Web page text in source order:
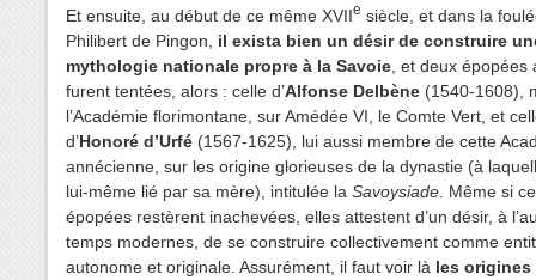
Et ensuite, au début de ce même XVIIe siècle, et dans la
Philibert de Pingon, il exista bien un désir de construire
mythologie nationale propre à la Savoie , et deux épopées
furent tentées, alors : celle d’Alfonse Delbène (1540-1608),
l’Académie florimontane, sur Amédée VI, le Comte Vert, et
d’Honoré d’Urfé (1567-1625), lui aussi membre de cette
annécienne, sur les origine glorieuses de la dynastie (à
lui-même lié par sa mère), intitulée la Savoysiade . Même si
épopées restèrent inachevées, elles attestent d’un désir, à
temps modernes, de se construire collectivement comme
autonome et originale. Assurément, il faut voir là les origines